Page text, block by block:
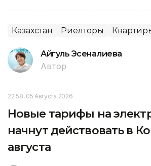
Казахстан Риелторы
Айгуль Эсеналиева
Автор
22:58, 05 Августа 2026
Новые тарифы на
начнут действовать в
августа